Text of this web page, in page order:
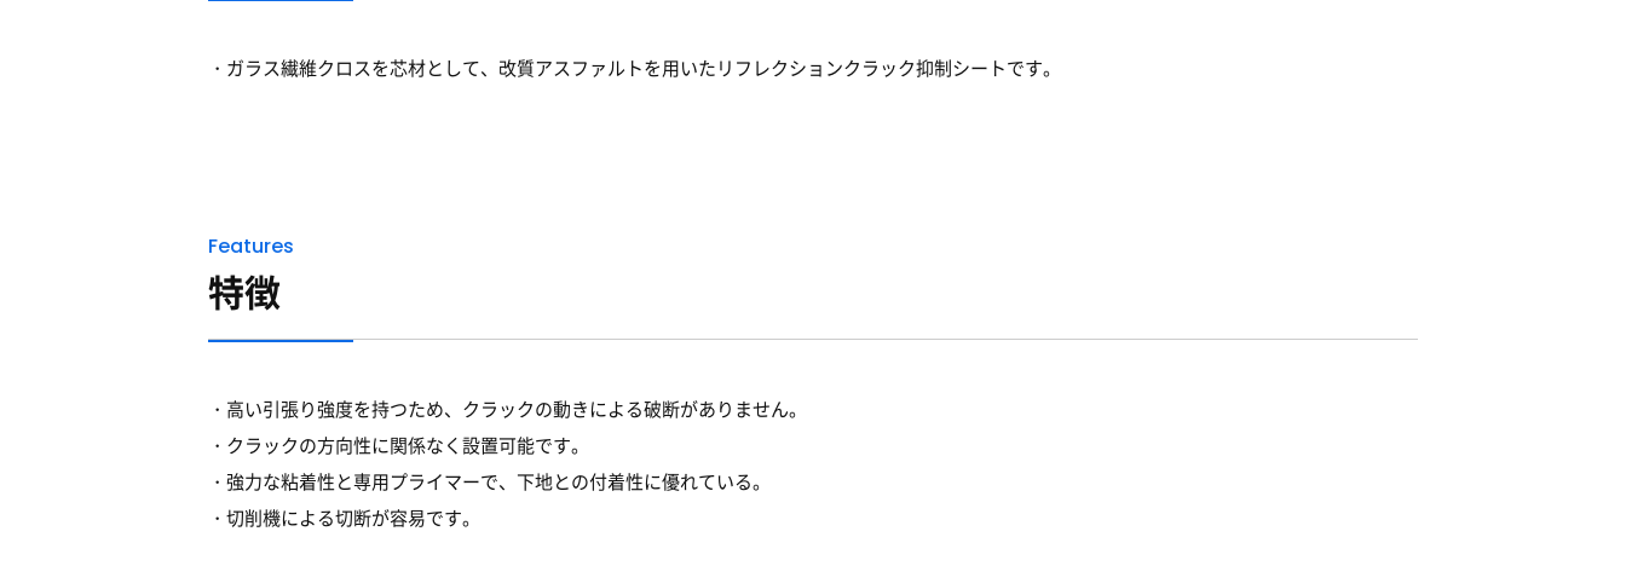
ガラス繊維クロスを芯材として、改質アスファルトを用いたリフレクションクラック抑制シートです。
Features
特徴
高い引張り強度を持つため、クラックの動きによる破断がありません。
クラックの方向性に関係なく設置可能です。
強力な粘着性と専用プライマーで、下地との付着性に優れている。
切削機による切断が容易です。